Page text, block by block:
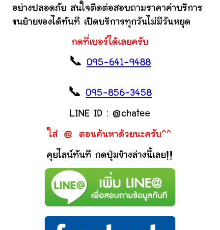
อย่างปลอดภัย สนใจติดต่อสอบถามราคาค่าบริการ
ขนย้ายของได้ทันที เปิดบริการทุกวันไม่มีวันหยุด
กดที่เบอร์ได้เลยครับ
📞095-641-9488
📞095-856-3458
LINE ID : @chatee
ใส่ @ ตอนค้นหาด้วยนะครับ^^
คุยไลน์ทันที กดปุ่มข้างล่างนี้เลย!!